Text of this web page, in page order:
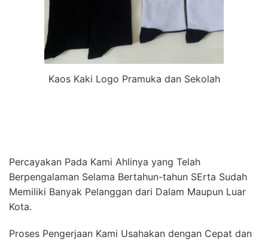
Kaos Kaki Logo Pramuka dan Sekolah
Percayakan Pada Kami Ahlinya yang Telah
Berpengalaman Selama Bertahun-tahun SErta Sudah
Memiliki Banyak Pelanggan dari Dalam Maupun Luar
Kota.
Proses Pengerjaan Kami Usahakan dengan Cepat dan